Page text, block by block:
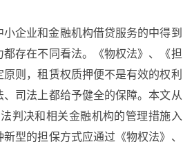
企业和金融机构借贷服务的中得到
存在不同看法。《物权法》、《担
则，租赁权质押便不是有效的权利
司法上都给予健全的保障。本文从
判决和相关金融机构的管理措施入
型的担保方式应通过《物权法》、